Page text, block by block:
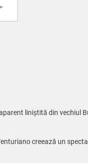
liniștită din vechiul
creează un